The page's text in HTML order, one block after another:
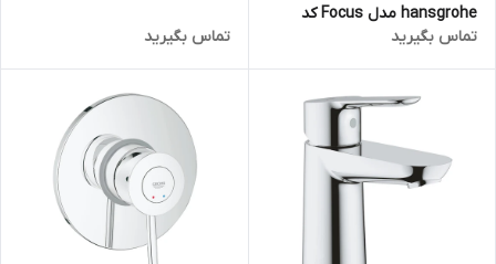
hansgrohe مدل Focus کد
KH1063 (سه تکه)
تماس بگیرید تماس بگیرید